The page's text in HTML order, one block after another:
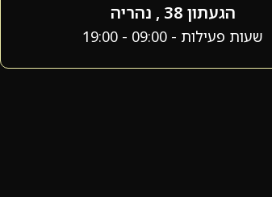
הגעתון 38 , נהריה
שעות פעילות - 09:00 - 19:00